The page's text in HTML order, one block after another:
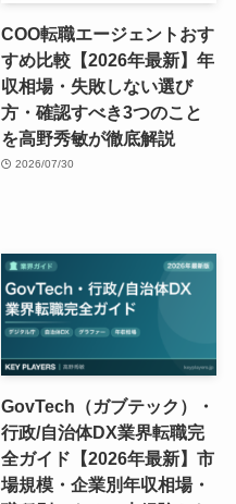
COO転職エージェントおす
すめ比較【2026年最新】年
収相場・失敗しない選び
方・確認すべき3つのこと
を高野秀敏が徹底解説
2026/07/30
GovTech（ガブテック）・
行政/自治体DX業界転職完
全ガイド【2026年最新】市
場規模・企業別年収相場・